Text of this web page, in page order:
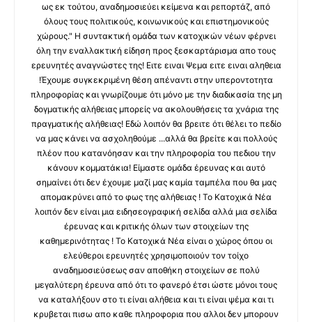
ως εκ τούτου, αναδημοσιεύει κείμενα και ρεπορτάζ, από
όλους τους πολιτικούς, κοινωνικούς και επιστημονικούς
χώρους." Η συντακτική ομάδα των κατοχικών νέων φέρνει
όλη την εναλλακτική είδηση προς ξεσκαρτάρισμα απο τους
ερευνητές αναγνώστες της! Ειτε ειναι Ψεμα ειτε ειναι αληθεια
!Έχουμε συγκεκριμένη θέση απέναντι στην υπεροντοτητα
πληροφορίας και γνωρίζουμε ότι μόνο με την διαδικασία της μη
δογματικής αλήθειας μπορείς να ακολουθήσεις τα χνάρια της
πραγματικής αλήθειας! Εδώ λοιπόν θα βρειτε ότι θέλει το πεδίο
να μας κάνει να ασχοληθούμε ...αλλά θα βρείτε και πολλούς
πλέον που κατανόησαν και την πληροφορία του πεδιου την
κάνουν κομματάκια! Είμαστε ομάδα έρευνας και αυτό
σημαίνει ότι δεν έχουμε μαζί μας καμία ταμπέλα που θα μας
απομακρύνει από το φως της αλήθειας ! Το Κατοχικά Νέα
λοιπόν δεν είναι μια ειδησεογραφική σελίδα αλλά μια σελίδα
έρευνας και κριτικής όλων των στοιχείων της
καθημερινότητας ! Το Κατοχικά Νέα είναι ο χώρος όπου οι
ελεύθεροι ερευνητές χρησιμοποιούν τον τοίχο
αναδημοσιεύσεως σαν αποθήκη στοιχείων σε πολύ
μεγαλύτερη έρευνα από ότι το φανερό έτσι ώστε μόνοι τους
να καταλήξουν στο τι είναι αλήθεια και τι είναι ψέμα και τι
κρυβεται πισω απο καθε πληροφορια που αλλοι δεν μπορουν